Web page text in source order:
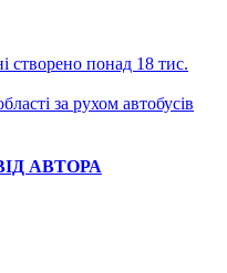
понад 18 тис.
за рухом автобусів
АВТОРА